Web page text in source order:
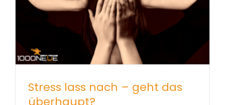
Stress lass nach – geht das
überhaupt?